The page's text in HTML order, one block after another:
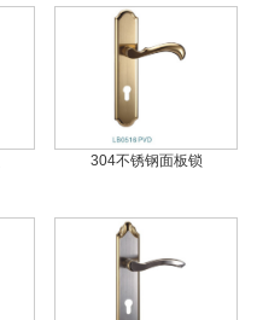
304不锈钢面板锁